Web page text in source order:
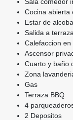
Cocina abierta
Estar de
Salida a
Calefaccion
Ascensor
Cuarto y baño
Zona
Gas
Terraza BBQ
4
2 Depositos